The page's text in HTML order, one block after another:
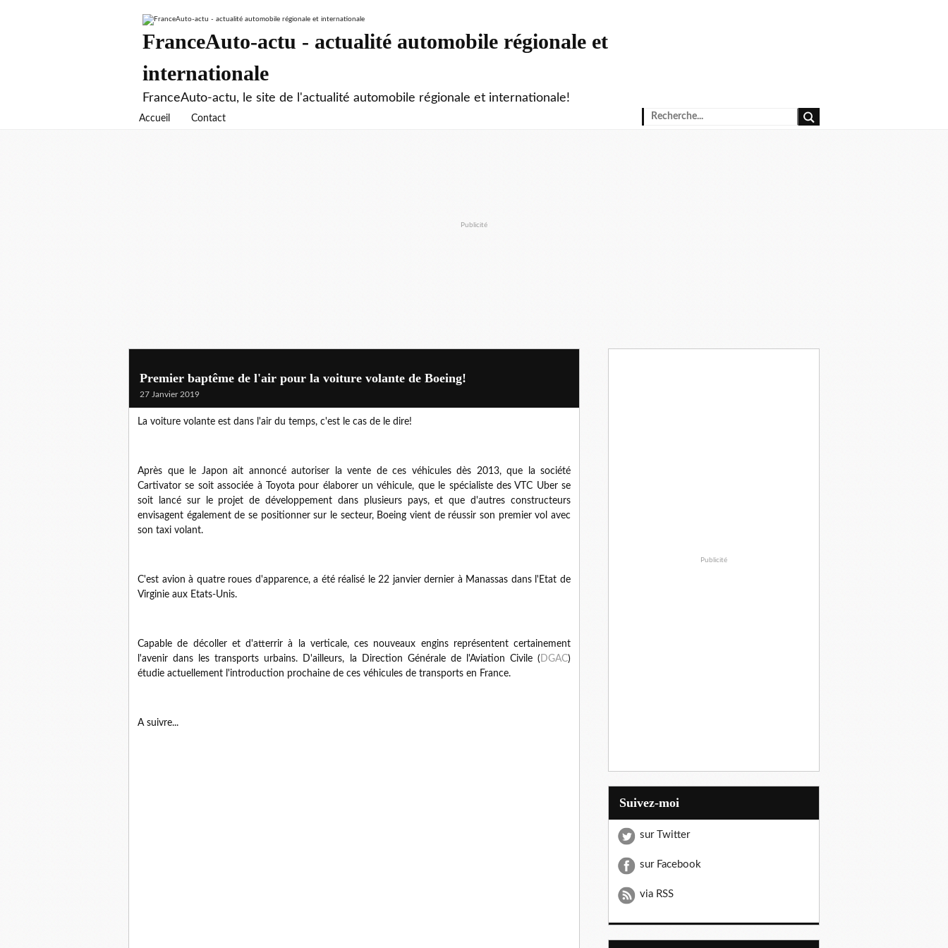
FranceAuto-actu - actualité automobile régionale et
internationale
FranceAuto-actu, le site de l'actualité automobile régionale et internationale!
Accueil Contact
Publicité
Premier baptême de l'air pour la voiture volante de Boeing!
27 Janvier 2019
La voiture volante est dans l'air du temps, c'est le cas de le dire!
Après que le Japon ait annoncé autoriser la vente de ces véhicules dès 2013, que la société
Cartivator se soit associée à Toyota pour élaborer un véhicule, que le spécialiste des VTC Uber se
soit lancé sur le projet de développement dans plusieurs pays, et que d'autres constructeurs
envisagent également de se positionner sur le secteur, Boeing vient de réussir son premier vol avec
son taxi volant.
C'est avion à quatre roues d'apparence, a été réalisé le 22 janvier dernier à Manassas dans l'Etat de
Virginie aux Etats-Unis.
Capable de décoller et d'atterrir à la verticale, ces nouveaux engins représentent certainement
l'avenir dans les transports urbains. D'ailleurs, la Direction Générale de l'Aviation Civile ( DGAC)
étudie actuellement l'introduction prochaine de ces véhicules de transports en France.
A suivre...
Publicité
Suivez-moi
sur Twitter
sur Facebook
via RSS